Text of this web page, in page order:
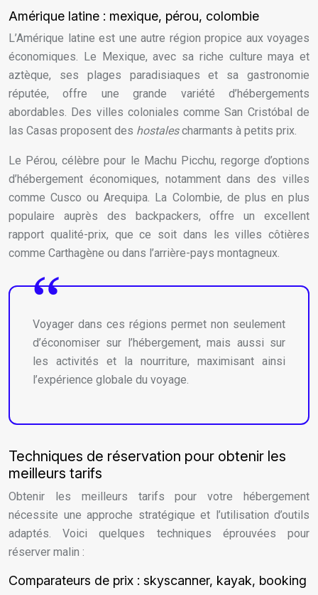
Amérique latine : mexique, pérou, colombie
L’Amérique latine est une autre région propice aux voyages
économiques. Le Mexique, avec sa riche culture maya et
aztèque, ses plages paradisiaques et sa gastronomie
réputée, offre une grande variété d’hébergements
abordables. Des villes coloniales comme San Cristóbal de
las Casas proposent des hostalescharmants à petits prix.
Le Pérou, célèbre pour le Machu Picchu, regorge d’options
d’hébergement économiques, notamment dans des villes
comme Cusco ou Arequipa. La Colombie, de plus en plus
populaire auprès des backpackers, offre un excellent
rapport qualité-prix, que ce soit dans les villes côtières
comme Carthagène ou dans l’arrière-pays montagneux.
Voyager dans ces régions permet non seulement
d’économiser sur l’hébergement, mais aussi sur
les activités et la nourriture, maximisant ainsi
l’expérience globale du voyage.
Techniques de réservation pour obtenir les
meilleurs tarifs
Obtenir les meilleurs tarifs pour votre hébergement
nécessite une approche stratégique et l’utilisation d’outils
adaptés. Voici quelques techniques éprouvées pour
réserver malin :
Comparateurs de prix : skyscanner, kayak, booking